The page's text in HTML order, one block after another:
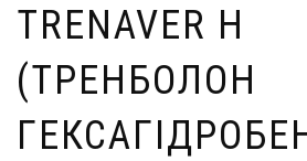
TRENAVER H
(ТРЕНБОЛОН